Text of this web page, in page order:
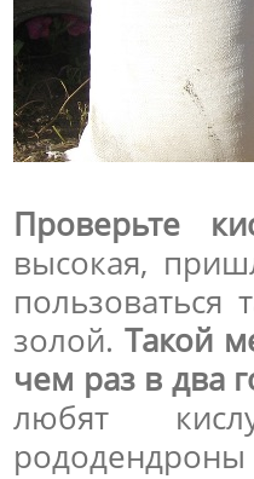
Проверьте
высокая,
золой.Такой
чем раз в два
любят
рододендроны